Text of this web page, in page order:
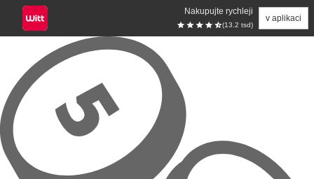
Nakupujte rychleji
(13.2 tsd)
v aplikaci
Přeskočit na hlavní obsah